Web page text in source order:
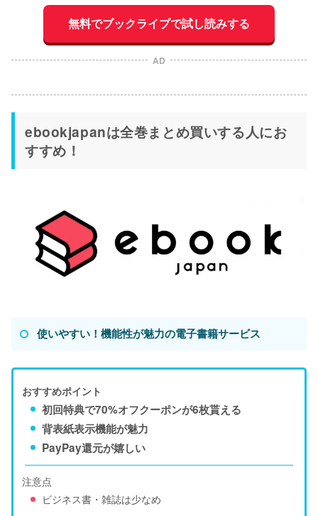
無料でブックライブで試し読みする
AD
ebookjapanは全巻まとめ買いする人にお
すすめ！
使いやすい！機能性が魅力の電子書籍サービス
おすすめポイント
初回特典で70%オフクーポンが6枚貰える
背表紙表示機能が魅力
PayPay還元が嬉しい
注意点
ビジネス書・雑誌は少なめ